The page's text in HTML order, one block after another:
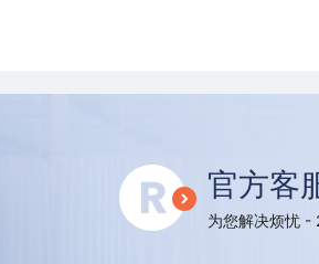
官方客
为您解决烦忧 -